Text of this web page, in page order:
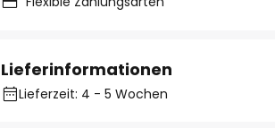
Lieferinformationen
Lieferzeit: 4 - 5 Wochen